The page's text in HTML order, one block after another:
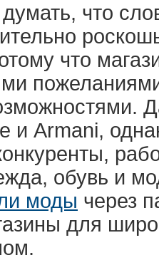
что
что
и Armani,
обувь и
моды через
для